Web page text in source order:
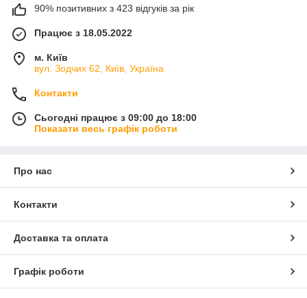
90% позитивних з 423 відгуків за рік
Працює з 18.05.2022
м. Київ
вул. Зодчих 62, Київ, Україна
Контакти
Сьогодні працює з 09:00 до 18:00
Показати весь графік роботи
Про нас
Контакти
Доставка та оплата
Графік роботи